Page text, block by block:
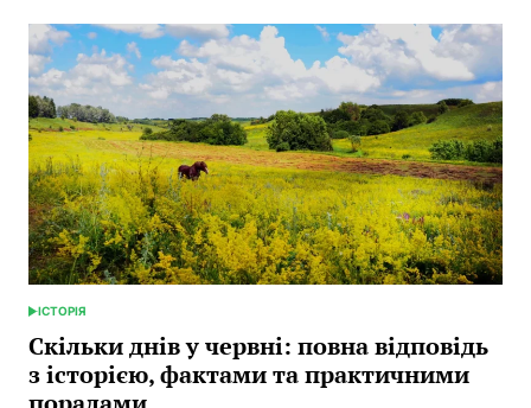
POSTED
IN
ІСТОРІЯ
Скільки днів у червні: повна відповідь
з історією, фактами та практичними